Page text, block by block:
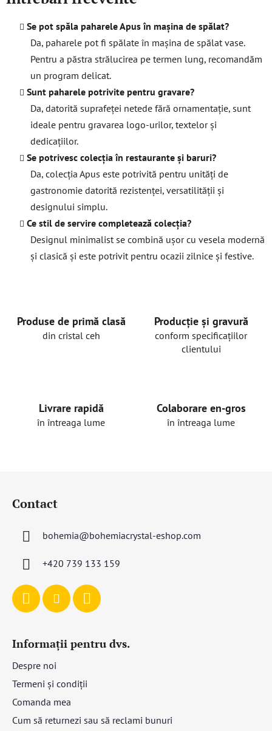
Se pot spăla paharele Apus în mașina de spălat?
Da, paharele pot fi spălate în mașina de spălat vase.
Pentru a păstra strălucirea pe termen lung, recomandăm
un program delicat.
Sunt paharele potrivite pentru gravare?
Da, datorită suprafeței netede fără ornamentație, sunt
ideale pentru gravarea logo-urilor, textelor și
dedicațiilor.
Se potrivesc colecția în restaurante și baruri?
Da, colecția Apus este potrivită pentru unități de
gastronomie datorită rezistenței, versatilității și
designului simplu.
Ce stil de servire completează colecția?
Designul minimalist se combină ușor cu vesela modernă
și clasică și este potrivit pentru ocazii zilnice și festive.
Produse de primă clasă
din cristal ceh
Producție și gravură
conform specificațiilor
clientului
Livrare rapidă
în întreaga lume
Colaborare en-gros
în întreaga lume
Contact
bohemia@bohemiacrystal-eshop.com
+420 739 133 159
Informații pentru dvs.
Despre noi
Termeni și condiții
Comanda mea
Cum să returnezi sau să reclami bunuri